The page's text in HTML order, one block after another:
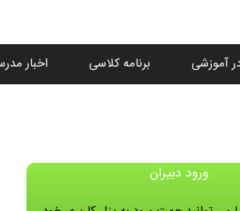
آموزشی برنامه کلاسی اخبار
ورود دبیران